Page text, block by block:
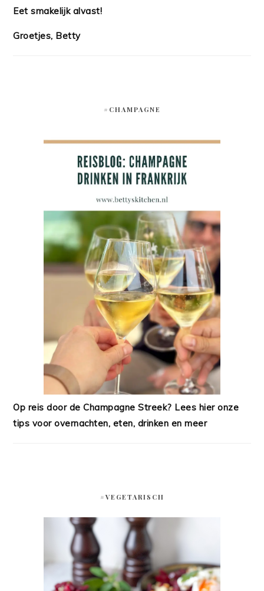
Eet smakelijk alvast!
Groetjes, Betty
#CHAMPAGNE
Op reis door de Champagne Streek? Lees hier onze
tips voor overnachten, eten, drinken en meer
#VEGETARISCH